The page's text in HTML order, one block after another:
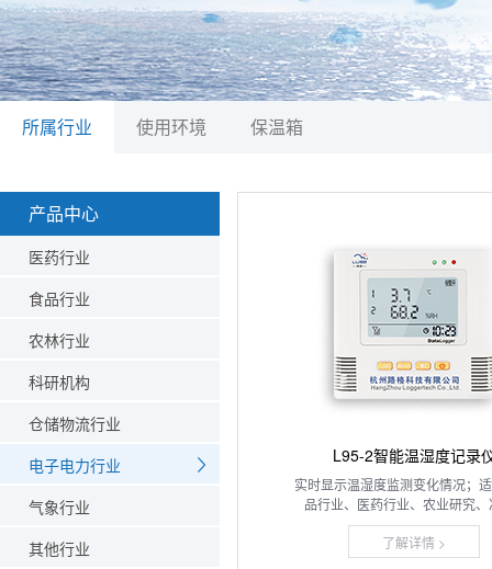
所属行业 使用环境 保温箱
产品中心
医药行业
食品行业
农林行业
科研机构
仓储物流行业
电子电力行业
气象行业
其他行业
L95-2智能温湿度记录
实时显示温湿度监测变化情况；
品行业、医药行业、农业研究、
了解详情 >